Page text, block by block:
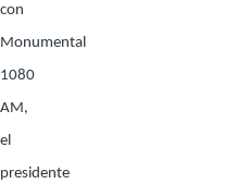
con
Monumental
1080
AM,
el
presidente